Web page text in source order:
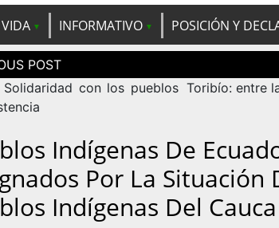
INFORMATIVO POSICIÓN Y
Solidaridad con los pueblos Toribío: entre
Indígenas De
Por La Situación
Indígenas Del Cauca